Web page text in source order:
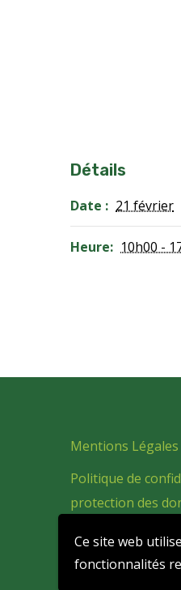
Ce site web
fonctionnalités
Détails
Date : 21 février
Heure: 10h00 -
Mentions Légales
Politique de
protection des